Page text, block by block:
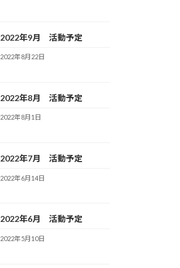
2022年9月 活動予定
2022年8月22日
2022年8月 活動予定
2022年8月1日
2022年7月 活動予定
2022年6月14日
2022年6月 活動予定
2022年5月10日